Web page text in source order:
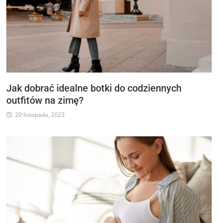
Jak dobrać idealne botki do codziennych
outfitów na zimę?
20 listopada, 2023